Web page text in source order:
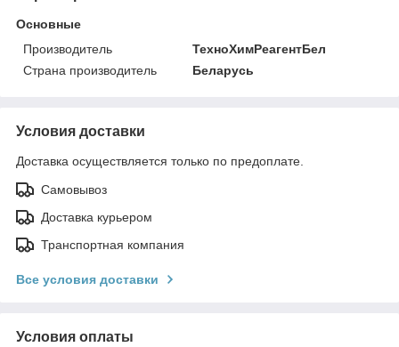
Основные
Производитель
ТехноХимРеагентБел
Страна производитель
Беларусь
Условия доставки
Доставка осуществляется только по предоплате.
Самовывоз
Доставка курьером
Транспортная компания
Все условия доставки
Условия оплаты